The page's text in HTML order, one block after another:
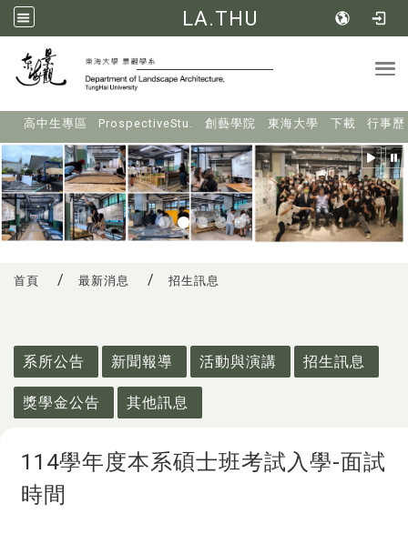
LA.THU
高中生專區 ProspectiveStu. 創藝學院 東海大學 下載 行事歷
首頁 最新消息 招生訊息
系所公告
新聞報導 活動與演講 招生訊息
獎學金公告 其他訊息
114學年度本系碩士班考試入學-面試
時間